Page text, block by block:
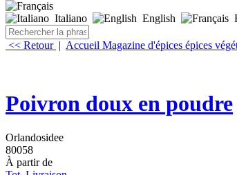
Italiano English
<< Retour | Accueil Magazine d'épices épices
Poivron doux en poudre
Orlandosidee
80058
À partir de